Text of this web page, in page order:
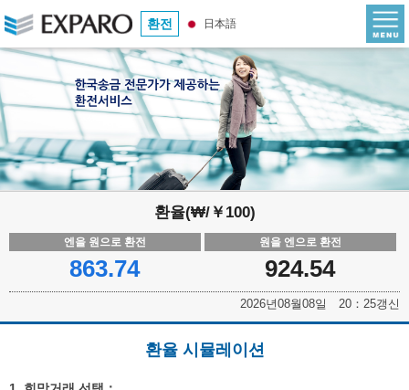
환전 日本語
환율(₩/￥100)
엔을 원으로 환전
863.74
원을 엔으로 환전
924.54
2026년08월08일 20：25갱신
환율 시뮬레이션